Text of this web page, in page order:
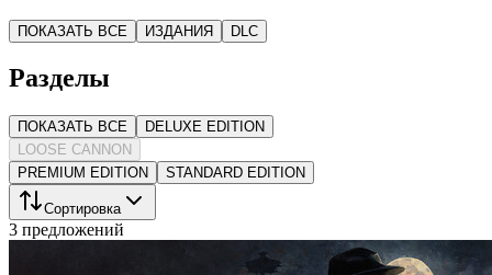
ПОКАЗАТЬ ВСЕ ИЗДАНИЯ DLC
Разделы
ПОКАЗАТЬ ВСЕ
DELUXE EDITION
LOOSE CANNON
PREMIUM EDITION
STANDARD EDITION
Сортировка
3 предложений